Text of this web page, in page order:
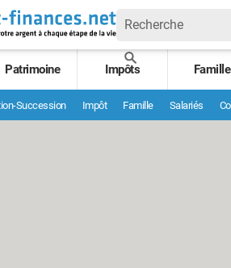
Patrimoine Impôts Famille
Succession Impôt Famille Salariés